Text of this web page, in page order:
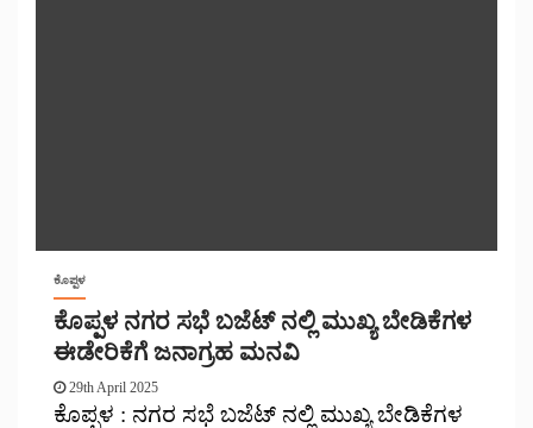
ಕೊಪ್ಪಳ
ಕೊಪ್ಪಳ ನಗರ ಸಭೆ ಬಜೆಟ್ ನಲ್ಲಿ ಮುಖ್ಯ ಬೇಡಿಕೆಗಳ
ಈಡೇರಿಕೆಗೆ ಜನಾಗ್ರಹ ಮನವಿ
29th April 2025
ಕೊಪ್ಪಳ : ನಗರ ಸಭೆ ಬಜೆಟ್ ನಲ್ಲಿ ಮುಖ್ಯ ಬೇಡಿಕೆಗಳ